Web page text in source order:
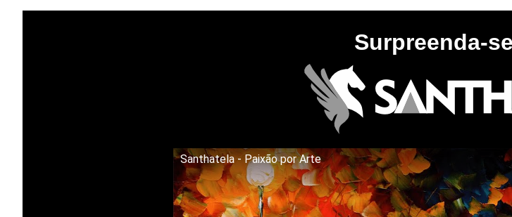
Surpreenda-
Santhatela - Paixão por Arte